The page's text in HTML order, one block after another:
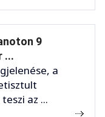
9
...
a
az ...